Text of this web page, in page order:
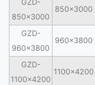
GZD-
850×3000
850×3000
GZD-
960×3800
960×3800
GZD-
1100×4200
1100×4200